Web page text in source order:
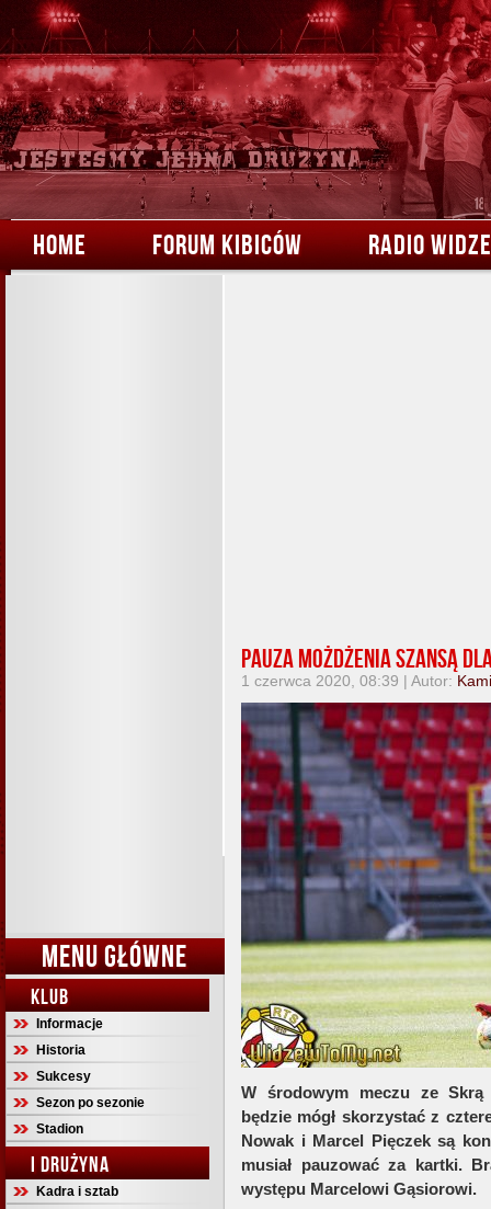
HOME FORUM KIBICÓW RADIO
MENU GŁÓWNE
KLUB
Informacje
Historia
Sukcesy
Sezon po sezonie
Stadion
I DRUŻYNA
Kadra i sztab
Pauza Możdżenia szansą
1 czerwca 2020, 08:39 | Autor:
W środowym meczu ze Skrą
będzie mógł skorzystać z
Nowak i Marcel Pięczek są
musiał pauzować za kartki.
występu Marcelowi Gąsiorowi.